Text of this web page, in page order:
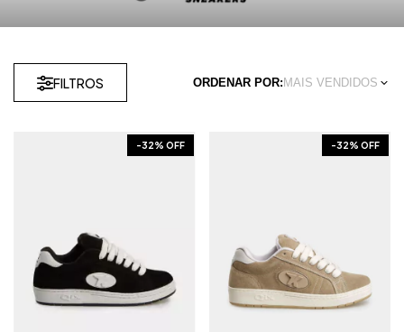
FILTROS ORDENAR POR: MAIS VENDIDOS
-32% OFF -32% OFF